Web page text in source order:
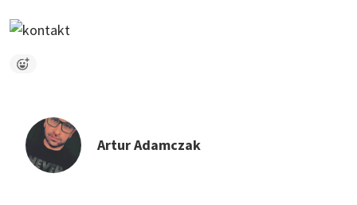
Artur Adamczak